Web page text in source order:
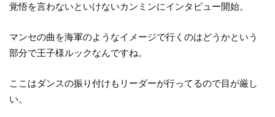
覚悟を言わないといけないカンミンにインタビュー開始。
マンセの曲を海軍のようなイメージで行くのはどうかという
部分で王子様ルックなんですね。
ここはダンスの振り付けもリーダーが行ってるので目が厳し
い。